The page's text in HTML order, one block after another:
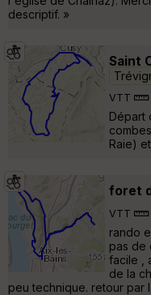
descriptif. »
Saint
VTT
Départ
Raie)
foret
VTT
rando
pas de
facile ,
de la
peu technique. retour par